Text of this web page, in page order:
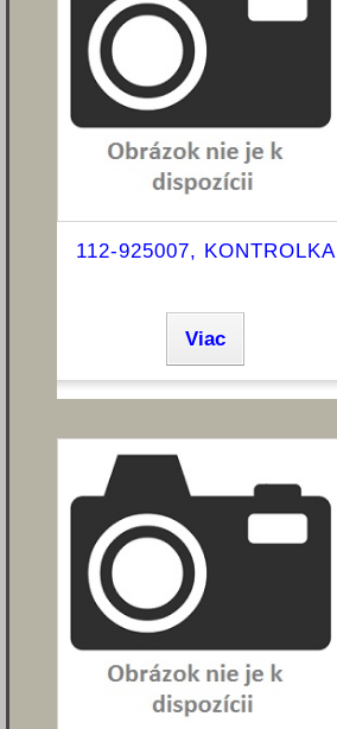
112-925007, KONTROLKA
Viac